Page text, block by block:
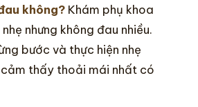
không? Khám phụ khoa
nhưng không đau nhiều.
bước và thực hiện nhẹ
cảm thấy thoải mái nhất có